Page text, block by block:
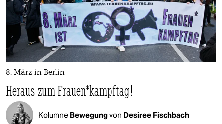
8. März in Berlin
Heraus zum Frauen*kampftag!
Kolumne Bewegungvon Desiree Fischbach